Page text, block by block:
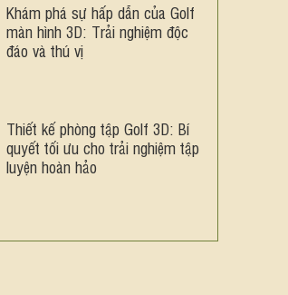
Khám phá sự hấp dẫn của Golf
màn hình 3D: Trải nghiệm độc
đáo và thú vị
Thiết kế phòng tập Golf 3D: Bí
quyết tối ưu cho trải nghiệm tập
luyện hoàn hảo